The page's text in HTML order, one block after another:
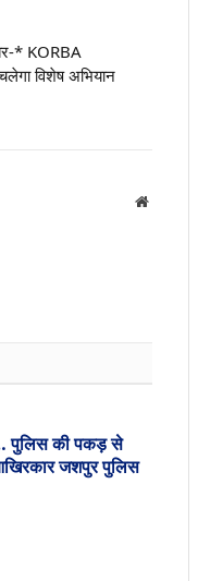
* KORBA
विशेष अभियान
Website
की पकड़ से
जशपुर पुलिस